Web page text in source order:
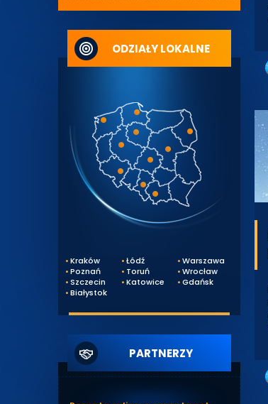
ODZIAŁY LOKALNE
Kraków Łódź
Warszawa
Poznań
Toruń
Wrocław
Szczecin
Katowice
Gdańsk
Białystok
PARTNERZY